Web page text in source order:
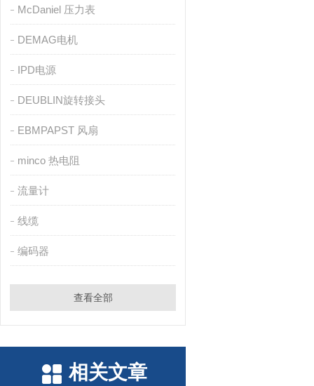
McDaniel 压力表
DEMAG电机
IPD电源
DEUBLIN旋转接头
EBMPAPST 风扇
minco 热电阻
流量计
线缆
编码器
查看全部
相关文章